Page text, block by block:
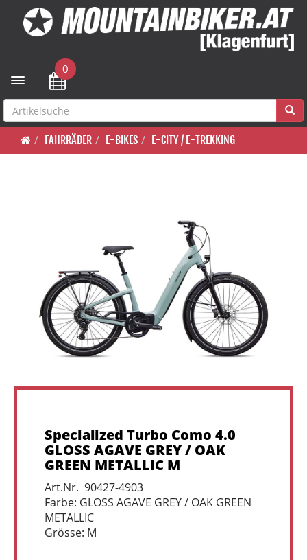
Toggle navigation
0
FAHRRÄDER E-BIKES E-CITY / E-TREKKING
Specialized Turbo Como 4.0
GLOSS AGAVE GREY / OAK
GREEN METALLIC M
Art.Nr. 90427-4903
Farbe: GLOSS AGAVE GREY / OAK GREEN
METALLIC
Grösse: M